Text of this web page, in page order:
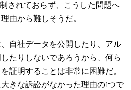
されておらず、こうした問題へ
由から難しそうだ。
自社データを公開したり、アル
たりしないであろうから、何ら
証明することは非常に困難だ。
きな訴訟がなかった理由の1つで